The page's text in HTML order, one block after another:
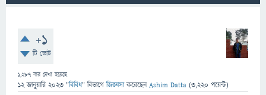
+1
টি ভোট
1,287 বার দেখা হয়েছে
12 জানুয়ারি 2023 "বিবিধ" বিভাগে জিজ্ঞাসাকরেছেনAshim Datta (3,220 পয়েন্ট)